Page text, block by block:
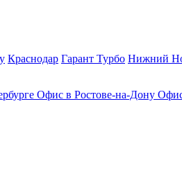
Краснодар Гарант Турбо Нижний
Офис в Ростове-на-Дону